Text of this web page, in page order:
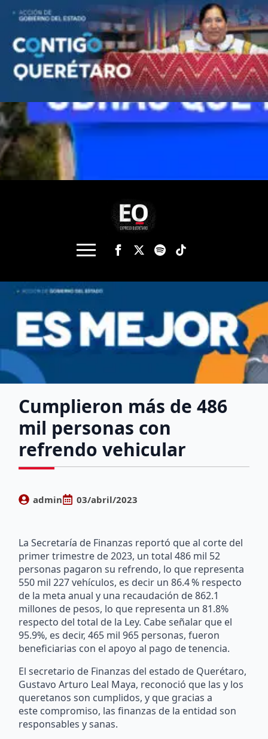
Cumplieron más de 486
mil personas con
refrendo vehicular
admin 03/abril/2023
La Secretaría de Finanzas reportó que al corte del
primer trimestre de 2023, un total 486 mil 52
personas pagaron su refrendo, lo que representa
550 mil 227 vehículos, es decir un 86.4 % respecto
de la meta anual y una recaudación de 862.1
millones de pesos, lo que representa un 81.8%
respecto del total de la Ley. Cabe señalar que el
95.9%, es decir, 465 mil 965 personas, fueron
beneficiarias con el apoyo al pago de tenencia.
El secretario de Finanzas del estado de Querétaro,
Gustavo Arturo Leal Maya, reconoció que las y los
queretanos son cumplidos, y que gracias a
este compromiso, las finanzas de la entidad son
responsables y sanas.